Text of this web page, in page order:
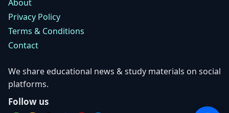
About
Privacy Policy
Terms & Conditions
Contact
We share educational news & study materials on social
platforms.
Follow us